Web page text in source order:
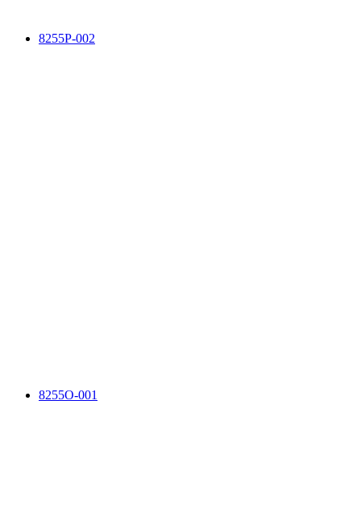
8255P-002
8255O-001